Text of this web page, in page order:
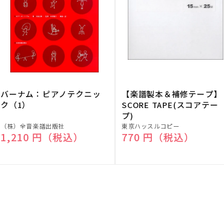
バーナム：ピアノテクニッ
ク（1）
販
売
（株）全音楽譜出版社
通常価格
1,210 円（税込）
【楽譜製本＆補修テープ】
SCORE TAPE(スコアテー
プ)
販
売
東京ハッスルコピー
通常価格
770 円（税込）